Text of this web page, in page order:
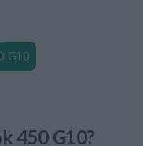
G10
450 G10?